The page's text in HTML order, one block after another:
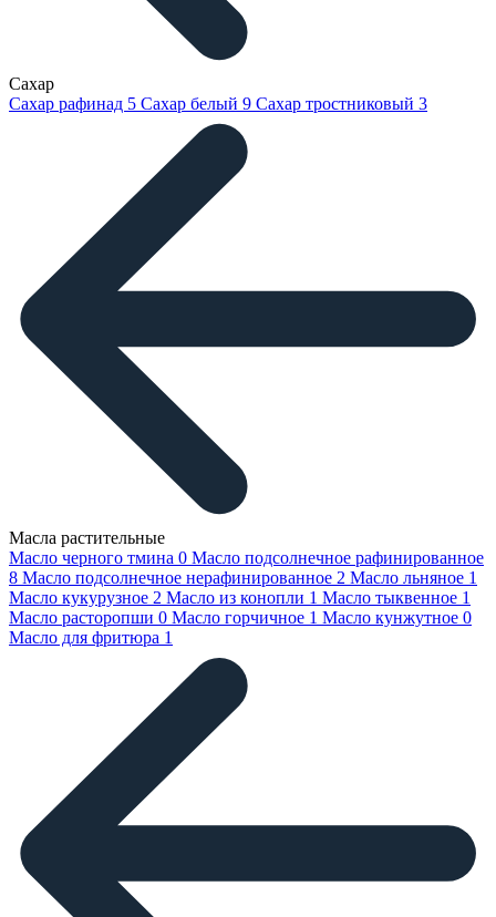
Сахар
Сахар рафинад 5 Сахар белый 9 Сахар тростниковый 3
Масла растительные
Масло черного тмина 0 Масло подсолнечное рафинированное
8 Масло подсолнечное нерафинированное 2 Масло льняное 1
Масло кукурузное 2 Масло из конопли 1 Масло тыквенное 1
Масло расторопши 0 Масло горчичное 1 Масло кунжутное 0
Масло для фритюра 1